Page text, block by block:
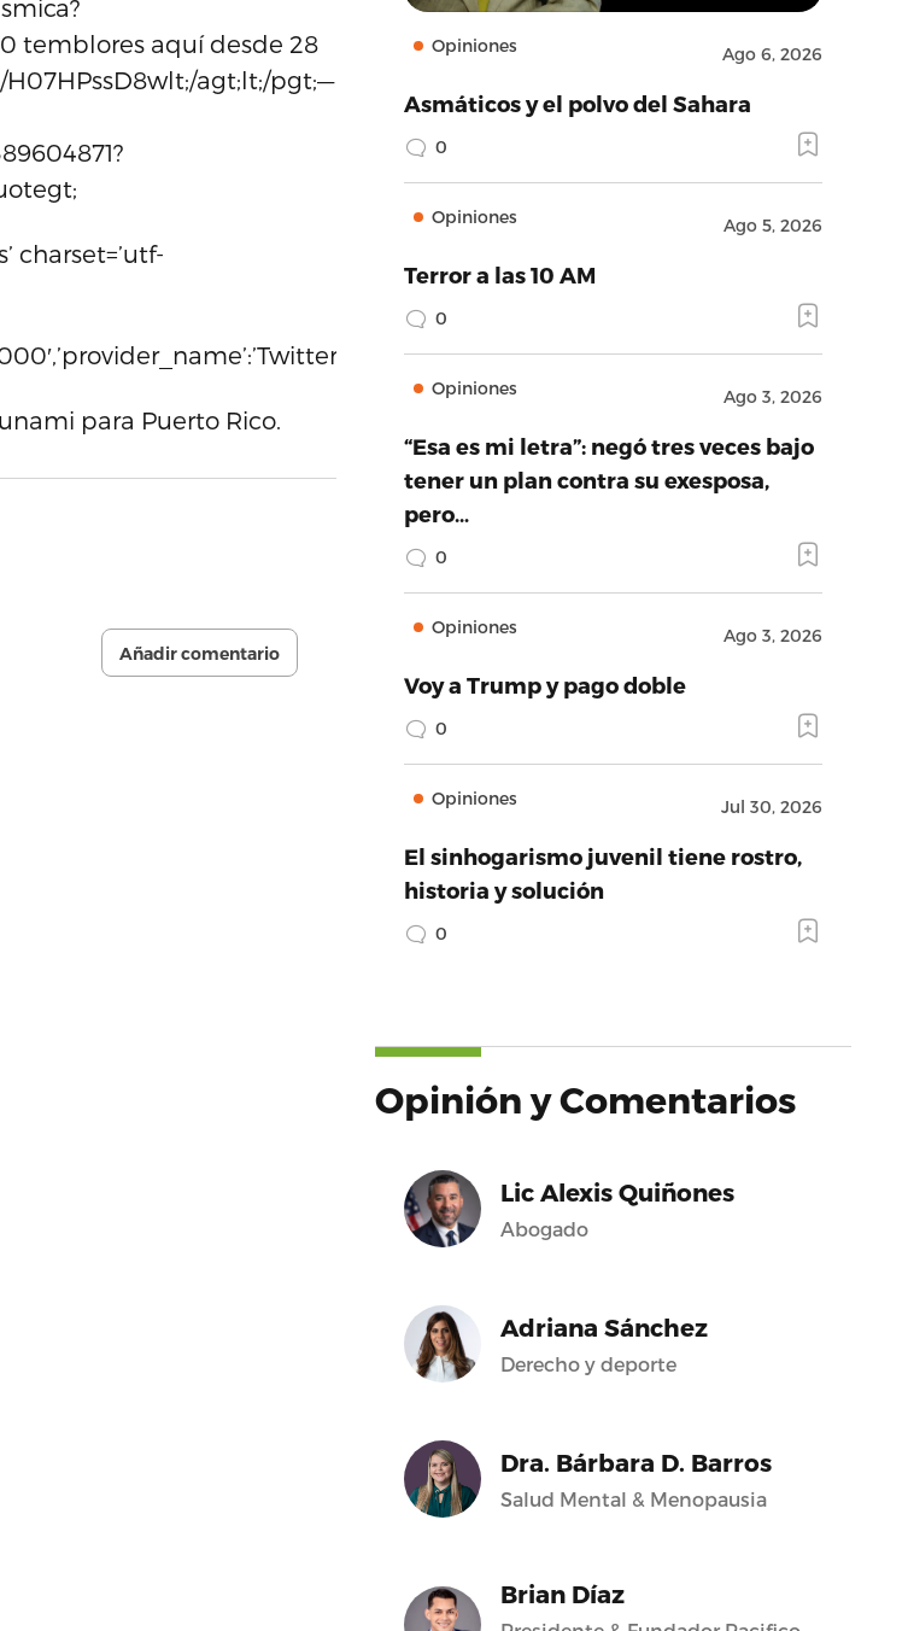
temblores aquí desde 28
H07HPssD8wlt;/agt;lt;/pgt;—
charset=’utf-
twitter.com’,’version’:’1.0′}
para Puerto Rico.
Añadir comentario
Opiniones Ago 6, 2026
Asmáticos y el polvo del Sahara
0
Opiniones Ago 5, 2026
Terror a las 10 AM
0
Opiniones Ago 3, 2026
“Esa es mi letra”: negó tres veces bajo
tener un plan contra su exesposa,
pero…
0
Opiniones Ago 3, 2026
Voy a Trump y pago doble
0
Opiniones Jul 30, 2026
El sinhogarismo juvenil tiene rostro,
historia y solución
0
Opinión y Comentarios
Lic Alexis Quiñones
Abogado
Adriana Sánchez
Derecho y deporte
Dra. Bárbara D. Barros
Salud Mental & Menopausia
Brian Díaz